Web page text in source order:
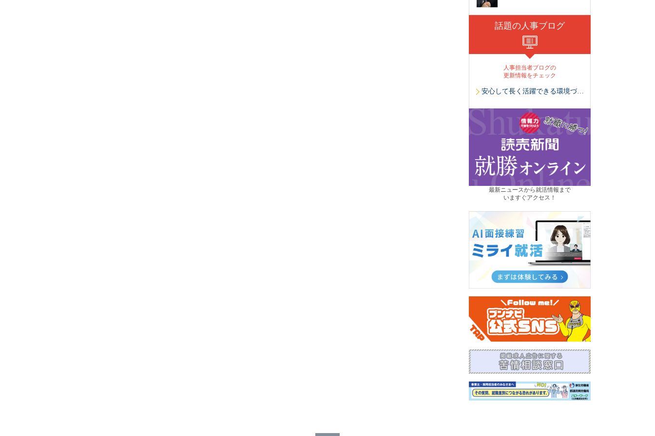
話題の人事ブログ
人事担当者ブログの
更新情報をチェック
安心して長く活躍できる環境づくり
最新ニュースから就活情報まで
いますぐアクセス！